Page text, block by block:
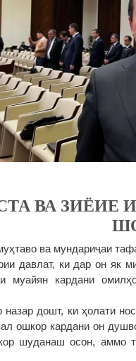
ВА ЗИЁИЕ
ва мундариҷаи
давлат, ки дар он як
муайян кардани
дошт, ки ҳолати
ошкор кардани он
шуданаш осон, аммо